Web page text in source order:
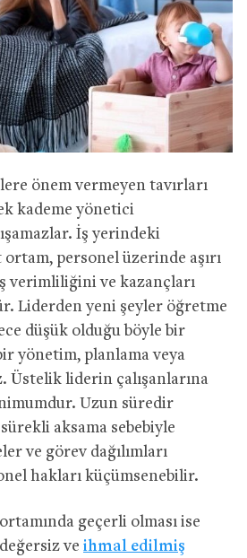
önem vermeyen tavırları
kademe yönetici
İş yerindeki
personel üzerinde aşırı
verimliliğini ve kazançları
Liderden yeni şeyler öğretme
düşük olduğu böyle bir
yönetim, planlama veya
Üstelik liderin çalışanlarına
Uzun süredir
aksama sebebiyle
ve görev dağılımları
hakları küçümsenebilir.
geçerli olması ise
ve ihmal edilmiş